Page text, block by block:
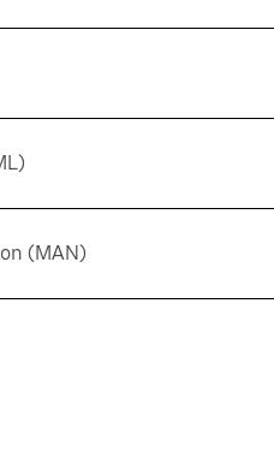
(MAN)